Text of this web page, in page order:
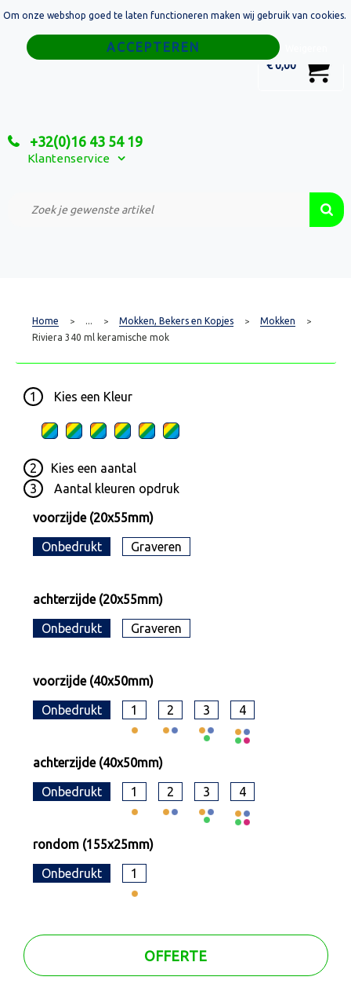
€ 0,00
+32(0)16 43 54 19
Klantenservice
Home
Relatiegeschenken
Custom Made Projecten
Home > ... > Mokken, Bekers en Kopjes > Mokken >
Riviera 340 ml keramische mok
1 Kies een Kleur
2 Kies een aantal
3
Aantal kleuren opdruk
voorzijde (20x55mm)
Onbedrukt Graveren
achterzijde (20x55mm)
Onbedrukt Graveren
voorzijde (40x50mm)
Onbedrukt 1 2 3 4
achterzijde (40x50mm)
Onbedrukt 1 2 3 4
rondom (155x25mm)
Onbedrukt 1
OFFERTE
Om onze webshop goed te laten functioneren maken wij gebruik van cookies.